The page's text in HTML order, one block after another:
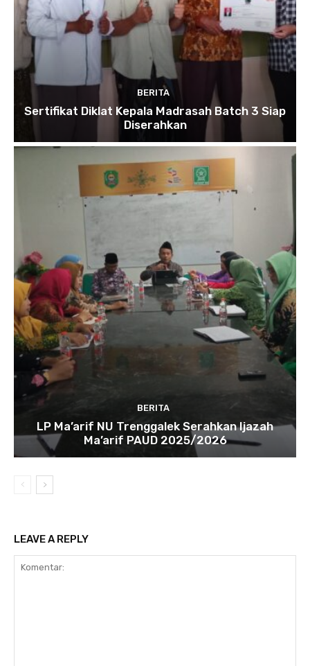
BERITA
Sertifikat Diklat Kepala Madrasah Batch 3 Siap
Diserahkan
BERITA
LP Ma’arif NU Trenggalek Serahkan Ijazah
Ma’arif PAUD 2025/2026
LEAVE A REPLY